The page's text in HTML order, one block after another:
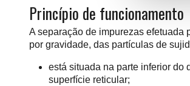
Princípio de funcionamento
A separação de impurezas efetuada
por gravidade, das partículas de
está situada na parte inferior do
superfície reticular;